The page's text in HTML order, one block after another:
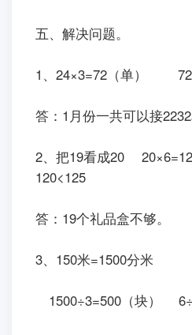
五、解决问题。
1、24×3=72（单）
答：1月份一共可以接2232
2、把19看成20
120<125
答：19个礼品盒不够。
3、150米=1500分米
1500÷3=500（块）